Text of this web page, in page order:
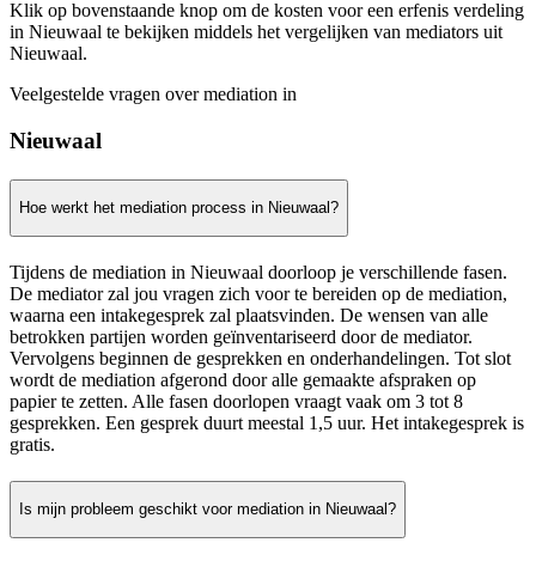
Klik op bovenstaande knop om de kosten voor een erfenis verdeling
in Nieuwaal te bekijken middels het vergelijken van mediators uit
Nieuwaal.
Veelgestelde vragen over mediation in
Nieuwaal
Hoe werkt het mediation process in Nieuwaal?
Tijdens de mediation in Nieuwaal doorloop je verschillende fasen.
De mediator zal jou vragen zich voor te bereiden op de mediation,
waarna een intakegesprek zal plaatsvinden. De wensen van alle
betrokken partijen worden geïnventariseerd door de mediator.
Vervolgens beginnen de gesprekken en onderhandelingen. Tot slot
wordt de mediation afgerond door alle gemaakte afspraken op
papier te zetten. Alle fasen doorlopen vraagt vaak om 3 tot 8
gesprekken. Een gesprek duurt meestal 1,5 uur. Het intakegesprek is
gratis.
Is mijn probleem geschikt voor mediation in Nieuwaal?